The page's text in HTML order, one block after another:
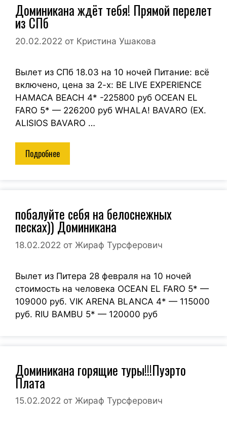
Доминикана ждёт тебя! Прямой перелет
из СПб
20.02.2022 от Кристина Ушакова
Вылет из СПб 18.03 на 10 ночей Питание: всё
включено, цена за 2-х: BE LIVE EXPERIENCE
HAMACA BEACH 4* -225800 руб OCEAN EL
FARO 5* — 226200 руб WHALA! BAVARO (EX.
ALISIOS BAVARO …
Подробнее
побалуйте себя на белоснежных
песках)) Доминикана
18.02.2022 от Жираф Турсферович
Вылет из Питера 28 февраля на 10 ночей
стоимость на человека OCEAN EL FARO 5* —
109000 руб. VIK ARENA BLANCA 4* — 115000
руб. RIU BAMBU 5* — 120000 руб
Доминикана горящие туры!!!Пуэрто
Плата
15.02.2022 от Жираф Турсферович